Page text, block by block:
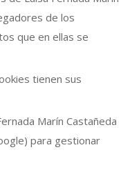
de los
que en ellas se
tienen sus
Marín Castañeda
para gestionar